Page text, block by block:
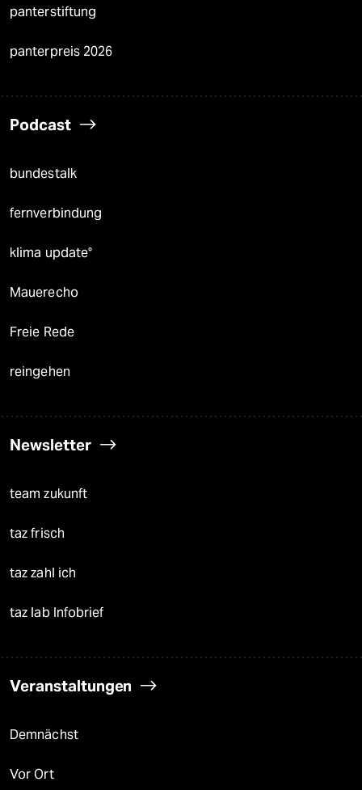
panterstiftung
panterpreis 2026
Podcast
bundestalk
fernverbindung
klima update°
Mauerecho
Freie Rede
reingehen
Newsletter
team zukunft
taz frisch
taz zahl ich
taz lab Infobrief
Veranstaltungen
Demnächst
Vor Ort